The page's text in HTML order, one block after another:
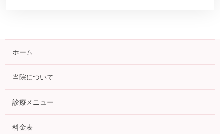
ホーム
当院について
診療メニュー
料金表